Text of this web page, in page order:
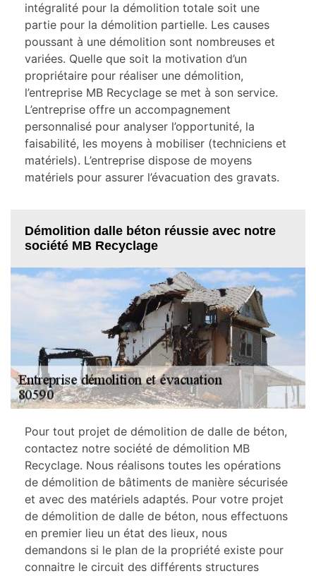
intégralité pour la démolition totale soit une
partie pour la démolition partielle. Les causes
poussant à une démolition sont nombreuses et
variées. Quelle que soit la motivation d’un
propriétaire pour réaliser une démolition,
l’entreprise MB Recyclage se met à son service.
L’entreprise offre un accompagnement
personnalisé pour analyser l’opportunité, la
faisabilité, les moyens à mobiliser (techniciens et
matériels). L’entreprise dispose de moyens
matériels pour assurer l’évacuation des gravats.
Démolition dalle béton réussie avec notre
société MB Recyclage
Pour tout projet de démolition de dalle de béton,
contactez notre société de démolition MB
Recyclage. Nous réalisons toutes les opérations
de démolition de bâtiments de manière sécurisée
et avec des matériels adaptés. Pour votre projet
de démolition de dalle de béton, nous effectuons
en premier lieu un état des lieux, nous
demandons si le plan de la propriété existe pour
connaitre le circuit des différents structures